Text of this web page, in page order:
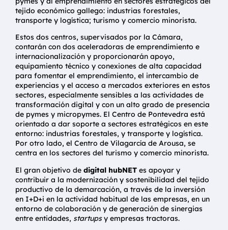
tejido económico gallego: industrias forestales,
transporte y logística; turismo y comercio minorista.
Estos dos centros, supervisados por la Cámara,
contarán con dos aceleradoras de emprendimiento e
internacionalización y proporcionarán apoyo,
equipamiento técnico y conexiones de alta capacidad
para fomentar el emprendimiento, el intercambio de
experiencias y el acceso a mercados exteriores en estos
sectores, especialmente sensibles a las actividades de
transformación digital y con un alto grado de presencia
de pymes y micropymes. El Centro de Pontevedra está
orientado a dar soporte a sectores estratégicos en este
entorno: industrias forestales, y transporte y logística.
Por otro lado, el Centro de Vilagarcía de Arousa, se
centra en los sectores del turismo y comercio minorista.
El gran objetivo de digital hubNET es apoyar y
contribuir a la modernización y sostenibilidad del tejido
productivo de la demarcación, a través de la inversión
en I+D+i en la actividad habitual de las empresas, en un
entorno de colaboración y de generación de sinergias
entre entidades, startupsy empresas tractoras.